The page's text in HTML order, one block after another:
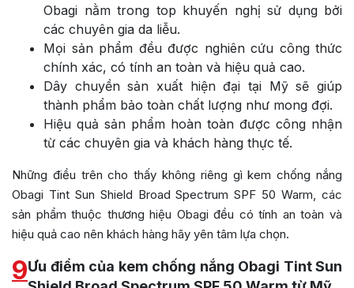
Obagi nằm trong top khuyến nghị sử dụng bởi
các chuyên gia da liễu.
Mọi sản phẩm đều được nghiên cứu công thức
chính xác, có tính an toàn và hiệu quả cao.
Dây chuyền sản xuất hiện đại tại Mỹ sẽ giúp
thành phẩm bảo toàn chất lượng như mong đợi.
Hiệu quả sản phẩm hoàn toàn được công nhận
từ các chuyên gia và khách hàng thực tế.
Những điều trên cho thấy không riêng gì kem chống nắng
Obagi Tint Sun Shield Broad Spectrum SPF 50 Warm, các
sản phẩm thuộc thương hiệu Obagi đều có tính an toàn và
hiệu quả cao nên khách hàng hãy yên tâm lựa chọn.
9Ưu điểm của kem chống nắng Obagi Tint Sun